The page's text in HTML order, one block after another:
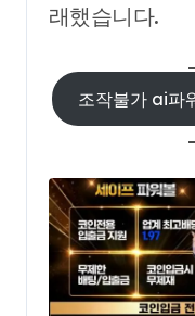
래했습니다.
조작불가 ai파